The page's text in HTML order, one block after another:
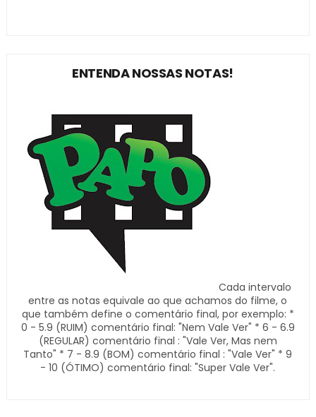
ENTENDA NOSSAS NOTAS!
Cada intervalo
entre as notas equivale ao que achamos do filme, o
que também define o comentário final, por exemplo: *
0 - 5.9 (RUIM) comentário final: "Nem Vale Ver" * 6 - 6.9
(REGULAR) comentário final : "Vale Ver, Mas nem
Tanto" * 7 - 8.9 (BOM) comentário final : "Vale Ver" * 9
- 10 (ÓTIMO) comentário final: "Super Vale Ver".